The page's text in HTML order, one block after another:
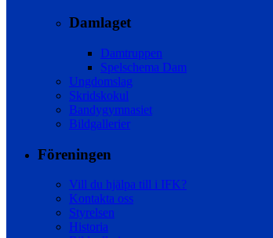
Damlaget
Damtruppen
Spelschema Dam
Ungdomslag
Skridskokul
Bandygymnasiet
Bildgallerier
Föreningen
Vill du hjälpa till i IFK?
Kontakta oss
Styrelsen
Historia